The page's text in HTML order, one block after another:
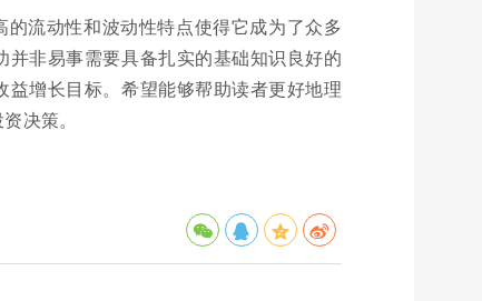
流动性和波动性特点使得它成为了众多
非易事需要具备扎实的基础知识良好的
增长目标。希望能够帮助读者更好地理
决策。